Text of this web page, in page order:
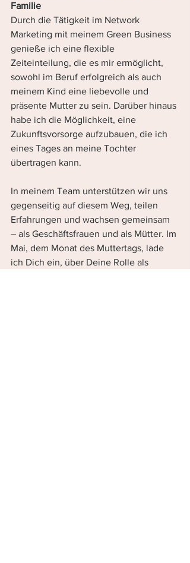
Familie
Durch die Tätigkeit im Network
Marketing mit meinem Green Business
genieße ich eine flexible
Zeiteinteilung, die es mir ermöglicht,
sowohl im Beruf erfolgreich als auch
meinem Kind eine liebevolle und
präsente Mutter zu sein. Darüber hinaus
habe ich die Möglichkeit, eine
Zukunftsvorsorge aufzubauen, die ich
eines Tages an meine Tochter
übertragen kann.
In meinem Team unterstützen wir uns
gegenseitig auf diesem Weg, teilen
Erfahrungen und wachsen gemeinsam
– als Geschäftsfrauen und als Mütter. Im
Mai, dem Monat des Muttertags, lade
ich Dich ein, über Deine Rolle als